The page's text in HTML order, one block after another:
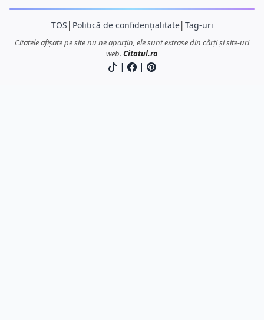
TOS Politică de confidențialitate│ Tag-uri
Citatele afișate pe site nu ne aparțin, ele sunt extrase din cărți și site-uri
web. Citatul.ro
| |